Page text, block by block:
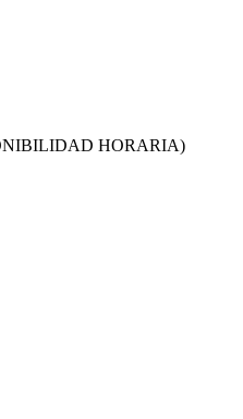
HORARIA)